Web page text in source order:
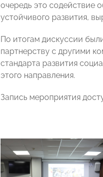
очередь это содействие
устойчивого развития,
По итогам дискуссии
партнерству с другими
стандарта развития
этого направления.
Запись мероприятия